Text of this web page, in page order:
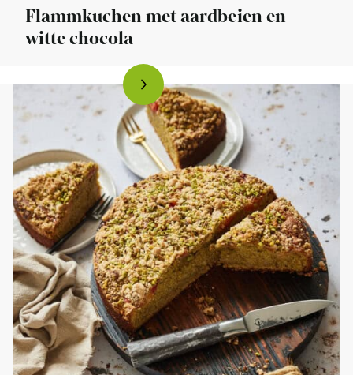
Flammkuchen met aardbeien en
witte chocola